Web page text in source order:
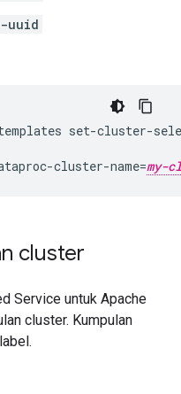
uuid
templates set-cluster-
cluster-name=my-
cluster
Service untuk Apache
cluster. Kumpulan